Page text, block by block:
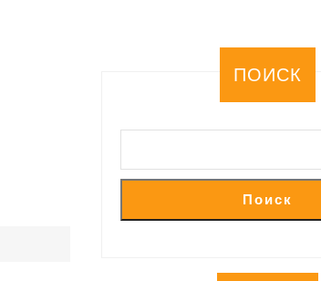
ПОИСК
Поиск